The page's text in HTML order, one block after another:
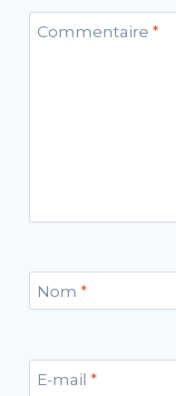
Commentaire *
Nom *
E-mail *